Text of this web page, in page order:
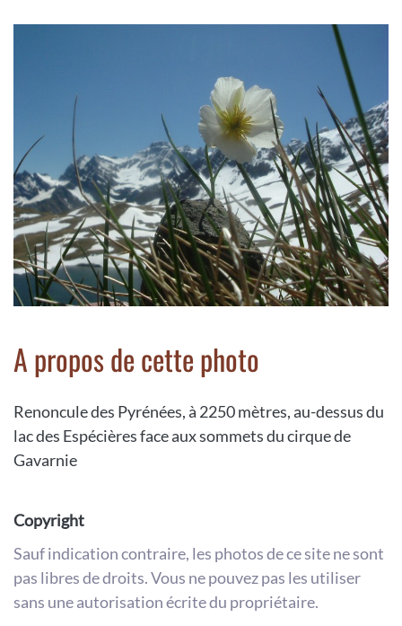
A propos de cette photo
Renoncule des Pyrénées, à 2250 mètres, au-dessus du
lac des Espécières face aux sommets du cirque de
Gavarnie
Copyright
Sauf indication contraire, les photos de ce site ne sont
pas libres de droits. Vous ne pouvez pas les utiliser
sans une autorisation écrite du propriétaire.